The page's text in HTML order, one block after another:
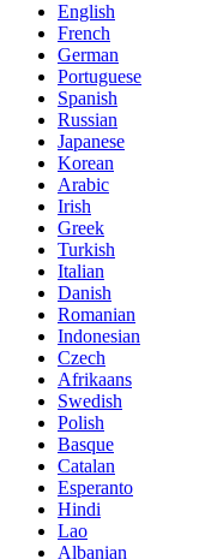
English
French
German
Portuguese
Spanish
Russian
Japanese
Korean
Arabic
Irish
Greek
Turkish
Italian
Danish
Romanian
Indonesian
Czech
Afrikaans
Swedish
Polish
Basque
Catalan
Esperanto
Hindi
Lao
Albanian